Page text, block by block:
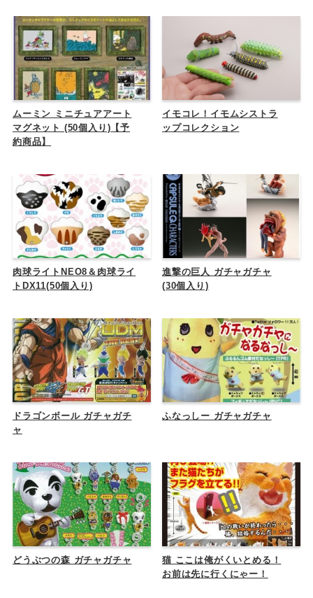
ムーミン ミニチュアアート
マグネット (50個入り)【予
約商品】
イモコレ！イモムシストラ
ップコレクション
肉球ライトNEO8＆肉球ライ
トDX11(50個入り)
進撃の巨人 ガチャガチャ
(30個入り)
ドラゴンボール ガチャガチ
ャ
ふなっしー ガチャガチャ
どうぶつの森 ガチャガチャ
猫 ここは俺がくいとめる！
お前は先に行くにゃー！